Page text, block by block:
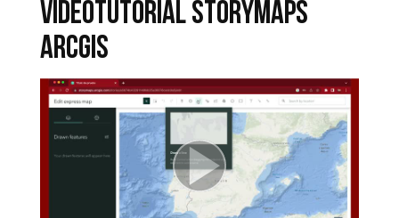
VIDEOTUTORIAL STORYMAPS
ARCGIS